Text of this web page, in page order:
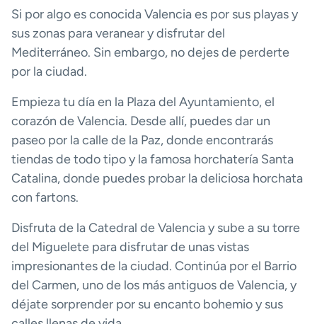
Si por algo es conocida Valencia es por sus playas y
sus zonas para veranear y disfrutar del
Mediterráneo. Sin embargo, no dejes de perderte
por la ciudad.
Empieza tu día en la Plaza del Ayuntamiento, el
corazón de Valencia. Desde allí, puedes dar un
paseo por la calle de la Paz, donde encontrarás
tiendas de todo tipo y la famosa horchatería Santa
Catalina, donde puedes probar la deliciosa horchata
con fartons.
Disfruta de la Catedral de Valencia y sube a su torre
del Miguelete para disfrutar de unas vistas
impresionantes de la ciudad. Continúa por el Barrio
del Carmen, uno de los más antiguos de Valencia, y
déjate sorprender por su encanto bohemio y sus